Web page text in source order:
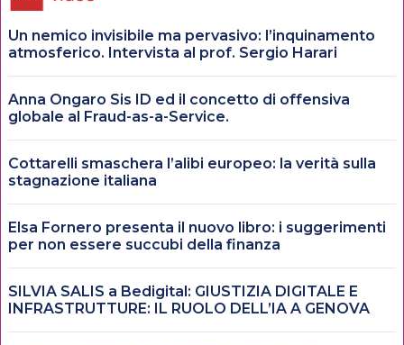
Un nemico invisibile ma pervasivo: l’inquinamento
atmosferico. Intervista al prof. Sergio Harari
Anna Ongaro Sis ID ed il concetto di offensiva
globale al Fraud-as-a-Service.
Cottarelli smaschera l’alibi europeo: la verità sulla
stagnazione italiana
Elsa Fornero presenta il nuovo libro: i suggerimenti
per non essere succubi della finanza
SILVIA SALIS a Bedigital: GIUSTIZIA DIGITALE E
INFRASTRUTTURE: IL RUOLO DELL’IA A GENOVA